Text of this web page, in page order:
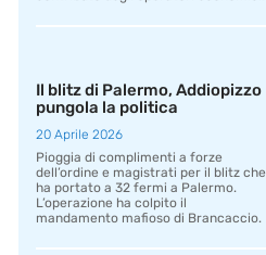
Il blitz di Palermo, Addiopizzo
pungola la politica
20 Aprile 2026
Pioggia di complimenti a forze
dell’ordine e magistrati per il blitz che
ha portato a 32 fermi a Palermo.
L’operazione ha colpito il
mandamento mafioso di Brancaccio.